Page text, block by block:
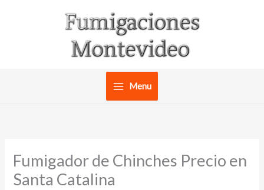
Menu
Fumigador de Chinches Precio en
Santa Catalina